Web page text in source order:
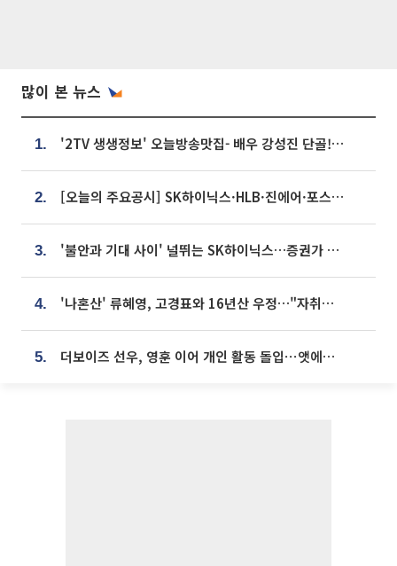
많이 본 뉴스
1. '2TV 생생정보' 오늘방송맛집- 배우 강성진 단골! 쌀국수ㆍ푸팟퐁 커리 맛집 '블○○○'
2. [오늘의 주요공시] SK하이닉스·HLB·진에어·포스코홀딩스·네이버·대우건설 등
3. '불안과 기대 사이' 널뛰는 SK하이닉스…증권가 "HBM4·LTA 기반 펀터멘털 견고"
4. '나혼산' 류혜영, 고경표와 16년산 우정…"자취방서 부모님과 마주쳐"
5. 더보이즈 선우, 영훈 이어 개인 활동 돌입⋯앳에어리어와 전속계약